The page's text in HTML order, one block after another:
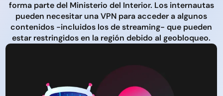
forma parte del Ministerio del Interior. Los internautas
pueden necesitar una VPN para acceder a algunos
contenidos -incluidos los de streaming- que pueden
estar restringidos en la región debido al geobloqueo.